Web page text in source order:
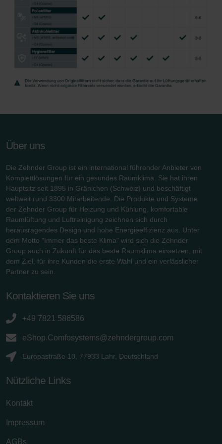
Zehnder Group İç Mekan İklimlendirme Sanayi ve Ticaret
Limitet Şirketi: Web Sitesi Çerezleri
Zehnder Group Nederland bv: Privacyverklaringen
Zehnder Group Sales International: Privacy Policy
Zehnder Group Schweiz AG: Datenschutz
danych Zehnder
Über uns
Die Zehnder Group ist ein international führender Anbieter von
Komplettlösungen für ein gesundes Raumklima. Sie hat ihren
Hauptsitz seit 1895 in Gränichen (Schweiz) und beschäftigt
weltweit rund 3300 Mitarbeitende. Die Produkte und Systeme
der Zehnder Group für Heizung und Kühlung, komfortable
Raumlüftung und Luftreinigung zeichnen sich durch
herausragendes Design und hohe Energieeffizienz aus. Unter
dem Motto "Immer das beste Klima" wird sich die Zehnder
Group auch in Zukunft für das beste Raumklima einsetzen, mit
dem Ziel, für ihre Kunden die erste Wahl und ein verlässlicher
Partner zu sein.
Kontaktieren Sie uns
+49 7821 586586
eShop.Comfosystems@zehndergroup.com
Europastraße 10, 77933 Lahr, Deutschland
Nützliche Links
Kontakt
Impressum
AGBs